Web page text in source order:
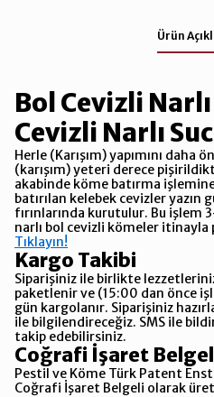
Ürün
Bol Cevizli
Cevizli Narlı
Herle (Karışım) yapımını daha
(karışım) yeteri derece
akabinde köme batırma
batırılan kelebek cevizler yazın
fırınlarında kurutulur. Bu işlem
narlı bol cevizli kömeler itinayla
Tıklayın!
Kargo Takibi
Siparişiniz ile birlikte
paketlenir ve (15:00 dan önce
gün kargolanır. Siparişiniz
ile bilgilendireceğiz. SMS ile
takip edebilirsiniz.
Coğrafi İşaret
Pestil ve Köme Türk Patent
Coğrafi İşaret Belgeli olarak